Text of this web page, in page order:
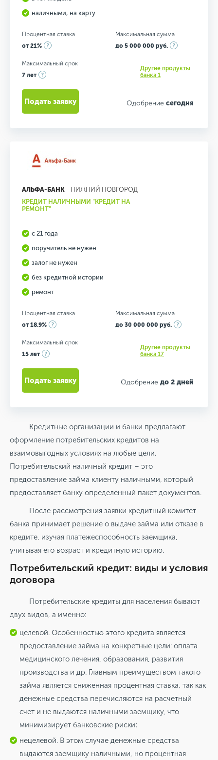
наличными, на карту
Процентная ставка
от 21%
Максимальная сумма
до 5 000 000 руб.
Максимальный срок
7 лет
Другие продукты
банка 1
Одобрение сегодня
Подать заявку
АЛЬФА-БАНК - НИЖНИЙ НОВГОРОД
КРЕДИТ НАЛИЧНЫМИ "КРЕДИТ НА
РЕМОНТ"
с 21 года
поручитель не нужен
залог не нужен
без кредитной истории
ремонт
Процентная ставка
от 18.9%
Максимальная сумма
до 30 000 000 руб.
Максимальный срок
15 лет
Другие продукты
банка 17
Одобрение до 2 дней
Подать заявку
Кредитные организации и банки предлагают
оформление потребительских кредитов на
взаимовыгодных условиях на любые цели.
Потребительский наличный кредит – это
предоставление займа клиенту наличными, который
предоставляет банку определенный пакет документов.
После рассмотрения заявки кредитный комитет
банка принимает решение о выдаче займа или отказе в
кредите, изучая платежеспособность заемщика,
учитывая его возраст и кредитную историю.
Потребительский кредит: виды и условия
договора
Потребительские кредиты для населения бывают
двух видов, а именно:
целевой. Особенностью этого кредита является
предоставление займа на конкретные цели: оплата
медицинского лечения, образования, развития
производства и др. Главным преимуществом такого
займа является сниженная процентная ставка, так как
денежные средства перечисляются на расчетный
счет и не выдаются наличными заемщику, что
минимизирует банковские риски;
нецелевой. В этом случае денежные средства
выдаются заемщику наличными, но процентная